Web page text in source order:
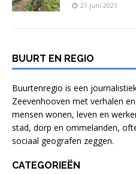
21 juni 2021
BUURT EN REGIO
Buurtenregio is een
Zeevenhooven met verhalen
mensen wonen, leven en
stad, dorp en ommelanden,
sociaal geografen zeggen.
CATEGORIEËN